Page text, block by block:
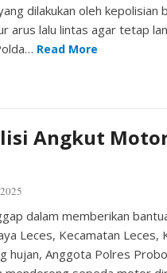
dilakukan oleh
arus lalu lintas agar tetap
Read More
Angkut
dalam memberikan
Leces, Kecamatan Leces,
hujan, Anggota Polres